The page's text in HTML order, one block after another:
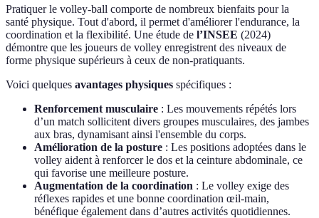
Pratiquer le volley-ball comporte de nombreux bienfaits pour la
santé physique. Tout d'abord, il permet d'améliorer l'endurance, la
coordination et la flexibilité. Une étude de l’INSEE (2024)
démontre que les joueurs de volley enregistrent des niveaux de
forme physique supérieurs à ceux de non-pratiquants.
Voici quelques avantages physiques spécifiques :
Renforcement musculaire : Les mouvements répétés lors
d’un match sollicitent divers groupes musculaires, des jambes
aux bras, dynamisant ainsi l'ensemble du corps.
Amélioration de la posture : Les positions adoptées dans le
volley aident à renforcer le dos et la ceinture abdominale, ce
qui favorise une meilleure posture.
Augmentation de la coordination : Le volley exige des
réflexes rapides et une bonne coordination œil-main,
bénéfique également dans d’autres activités quotidiennes.